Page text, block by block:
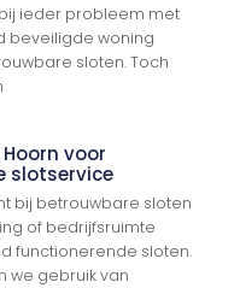
ieder probleem met
beveiligde woning
sloten. Toch
voor
slotservice
bij betrouwbare sloten
of bedrijfsruimte
functionerende sloten.
we gebruik van